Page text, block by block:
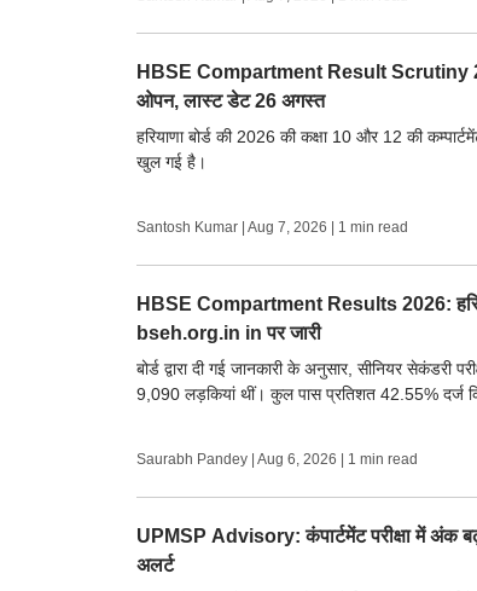
HBSE Compartment Result Scrutiny
ओपन, लास्ट डेट 26 अगस्त
हरियाणा बोर्ड की 2026 की कक्षा 10 और 12 की
खुल गई है।
Santosh Kumar Aug 7, 2026 | 1 min read
HBSE Compartment Results 2026:
bseh.org.in in पर जारी
बोर्ड द्वारा दी गई जानकारी के अनुसार, सीनियर
9,090 लड़कियां थीं। कुल पास प्रतिशत 42.55% दर्ज
Saurabh Pandey Aug 6, 2026 | 1 min read
UPMSP Advisory: कंपार्टमेंट परीक्षा में अंक
अलर्ट